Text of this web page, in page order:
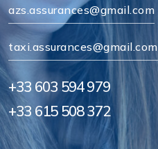
azs.assurances@gmail.com
taxi.assurances@gmail.com
+33 603 594 979
+33 615 508 372